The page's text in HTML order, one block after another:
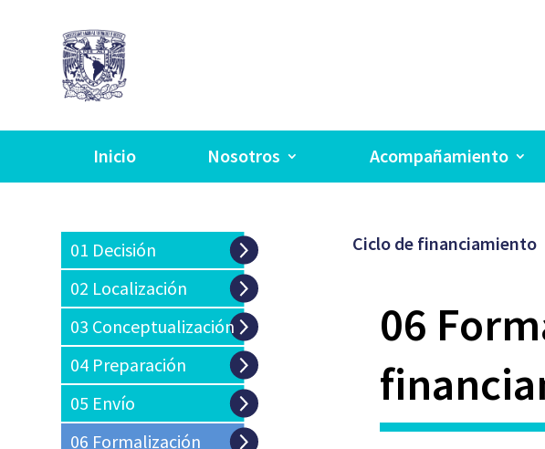
Inicio Nosotros Acompañamiento
01 Decisión
02 Localización
03 Conceptualización
04 Preparación
05 Envío
06 Formalización
Ciclo de financiamiento
06